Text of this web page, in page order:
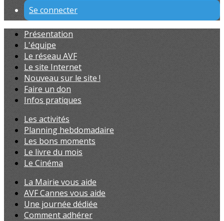
Se connecter
Présentation
L'équipe
Le réseau AVF
Le site Internet
Nouveau sur le site !
Faire un don
Infos pratiques
Les activités
Planning hebdomadaire
Les bons moments
Le livre du mois
Le Cinéma
La Mairie vous aide
AVF Cannes vous aide
Une journée dédiée
Comment adhérer